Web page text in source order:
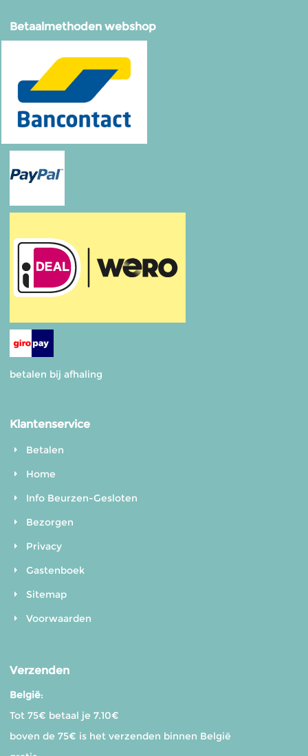
Betaalmethoden webshop
betalen bij afhaling
Klantenservice
Betalen
Home
Info Beurzen-Gesloten
Bezorgen
Privacy
Gastenboek
Sitemap
Voorwaarden
Verzenden
België:
Tot 75€ betaal je 7.10€
boven de 75€ is het verzenden binnen België